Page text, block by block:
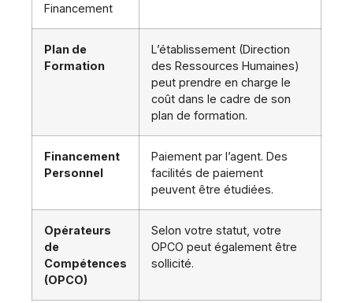
Financement
Plan de
Formation
L’établissement (Direction
des Ressources Humaines)
peut prendre en charge le
coût dans le cadre de son
plan de formation.
Financement
Personnel
Paiement par l’agent. Des
facilités de paiement
peuvent être étudiées.
Opérateurs
de
Compétences
(OPCO)
Selon votre statut, votre
OPCO peut également être
sollicité.